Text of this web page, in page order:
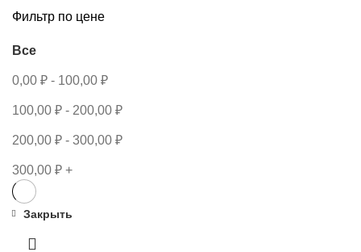
Фильтр по цене
Все
0,00 ₽ - 100,00 ₽
100,00 ₽ - 200,00 ₽
200,00 ₽ - 300,00 ₽
300,00 ₽ +
Закрыть